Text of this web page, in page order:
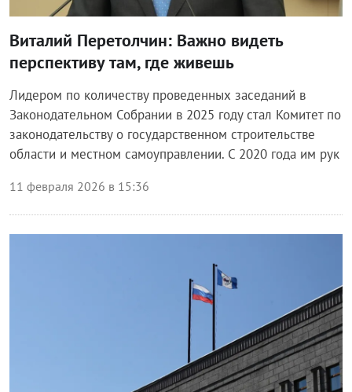
Виталий Перетолчин: Важно видеть
перспективу там, где живешь
Лидером по количеству проведенных заседаний в
Законодательном Собрании в 2025 году стал Комитет по
законодательству о государственном строительстве
области и местном самоуправлении. С 2020 года им рук
11 февраля 2026 в 15:36